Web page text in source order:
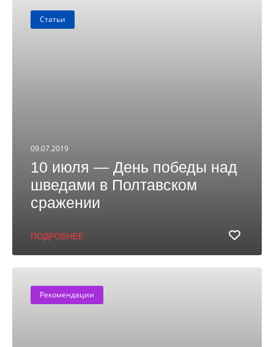
Статьи
09.07.2019
10 июля — День победы над
шведами в Полтавском
сражении
ПОДРОБНЕЕ
Рекомендации